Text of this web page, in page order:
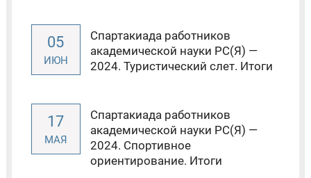
05
ИЮН
Спартакиада работников
академической науки РС(Я) —
2024. Туристический слет. Итоги
17
МАЯ
Спартакиада работников
академической науки РС(Я) —
2024. Спортивное
ориентирование. Итоги